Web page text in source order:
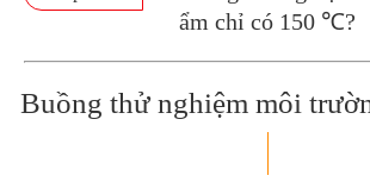
ẩm chỉ có 150 ℃?
Buồng thử nghiệm môi